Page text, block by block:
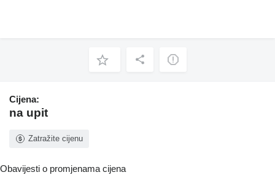
Cijena:
na upit
Zatražite cijenu
Obavijesti o promjenama cijena